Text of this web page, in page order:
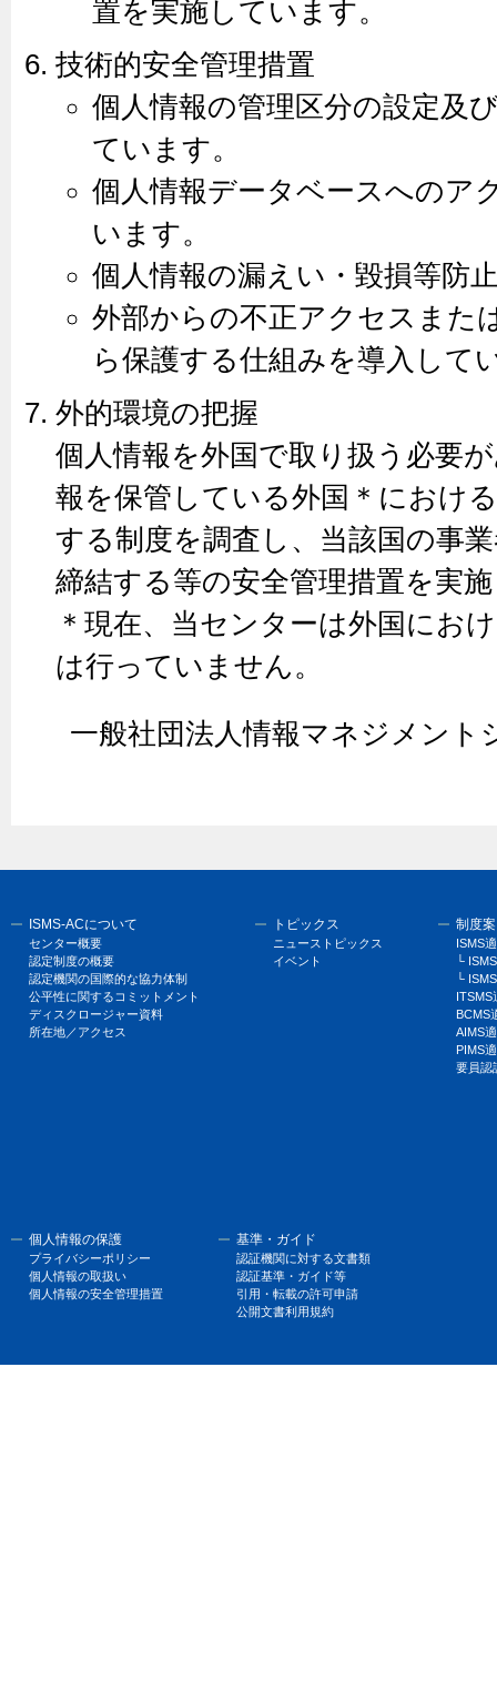
置を実施しています。
技術的安全管理措置
個人情報の管理区分の設定及
ています。
個人情報データベースへのア
います。
個人情報の漏えい・毀損等防
外部からの不正アクセスまた
ら保護する仕組みを導入して
外的環境の把握
個人情報を外国で取り扱う必要
報を保管している外国＊におけ
する制度を調査し、当該国の事
締結する等の安全管理措置を実
＊現在、当センターは外国にお
は行っていません。
一般社団法人情報マネジメント
ISMS-ACについて
センター概要
認定制度の概要
認定機関の国際的な協力体制
公平性に関するコミットメント
ディスクロージャー資料
所在地／アクセス
トピックス
ニューストピックス
イベント
制度
ISMS
└
└
ITSMS
BCMS
AIMS
PIMS
要員認
個人情報の保護
プライバシーポリシー
個人情報の取扱い
個人情報の安全管理措置
基準・ガイド
認証機関に対する文書類
認証基準・ガイド等
引用・転載の許可申請
公開文書利用規約